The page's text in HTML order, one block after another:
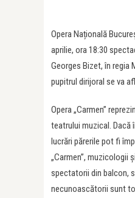
Opera Națională
aprilie, ora 18:30
Georges Bizet, în regia
pupitrul dirijoral se va
Opera „Carmen”
teatrului muzical. Dacă
lucrări părerile pot fi
„Carmen”, muzicologii
spectatorii din balcon,
necunoascătorii sunt